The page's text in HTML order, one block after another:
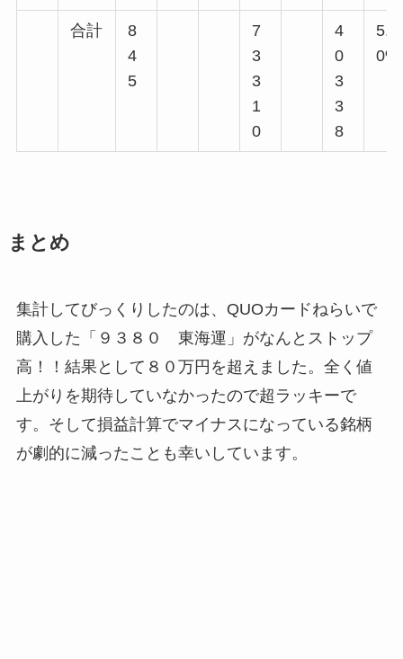
合計
8
4
5
7
3
3
1
0
4
0
3
3
8
5.5
0%
まとめ
集計してびっくりしたのは、QUOカードねらいで
購入した「９３８０ 東海運」がなんとストップ
高！！結果として８０万円を超えました。全く値
上がりを期待していなかったので超ラッキーで
す。そして損益計算でマイナスになっている銘柄
が劇的に減ったことも幸いしています。